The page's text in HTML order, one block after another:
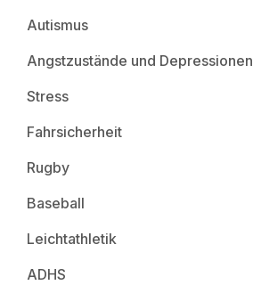
Autismus
Angstzustände und Depressionen
Stress
Fahrsicherheit
Rugby
Baseball
Leichtathletik
ADHS